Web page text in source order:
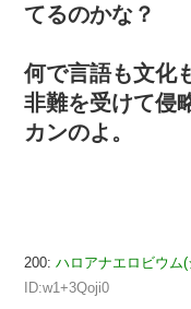
てるのかな？
何で言語も文化
非難を受けて侵
カンのよ。
200: ハロアナエロビウム
ID:w1+3Qoji0